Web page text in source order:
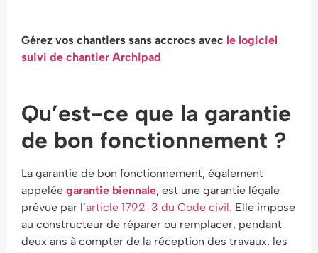
Gérez vos chantiers sans accrocs avec le logiciel
suivi de chantier Archipad
Qu’est-ce que la garantie
de bon fonctionnement ?
La garantie de bon fonctionnement, également
appelée garantie biennale, est une garantie légale
prévue par l’article 1792-3 du Code civil. Elle impose
au constructeur de réparer ou remplacer, pendant
deux ans à compter de la réception des travaux, les